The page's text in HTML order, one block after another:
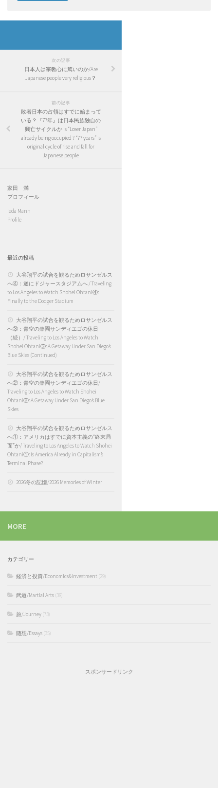
次の記事
日本人は宗教心に篤いのか/Are
Japanese people very religious？
前の記事
敗者日本の占領はすでに始まって
いる？『77年』は日本民族独自の
興亡サイクルか Is “Loser Japan”
already being occupied ? “77 years” is
original cycle of rise and fall for
Japanese people
家田 満
プロフィール
Ieda Mann
Profile
最近の投稿
大谷翔平の試合を観るためロサンゼルス
へ④：遂にドジャースタジアムへ / Traveling
to Los Angeles to Watch Shohei Ohtani④:
Finally to the Dodger Stadium
大谷翔平の試合を観るためロサンゼルス
へ③：青空の楽園サンディエゴの休日
（続）/ Traveling to Los Angeles to Watch
Shohei Ohtani③: A Getaway Under San Diego’s
Blue Skies (Continued)
大谷翔平の試合を観るためロサンゼルス
へ②：青空の楽園サンディエゴの休日/
Traveling to Los Angeles to Watch Shohei
Ohtani②: A Getaway Under San Diego’s Blue
Skies
大谷翔平の試合を観るためロサンゼルス
へ①：アメリカはすでに資本主義の“終末局
面”か/ Traveling to Los Angeles to Watch Shohei
Ohtani①: Is America Already in Capitalism’s
Terminal Phase?
2026冬の記憶/2026 Memories of Winter
MORE
カテゴリー
経済と投資/Economics&Investment (29)
武道/Martial Arts (38)
旅/Journey (73)
随想/Essays (35)
スポンサードリンク